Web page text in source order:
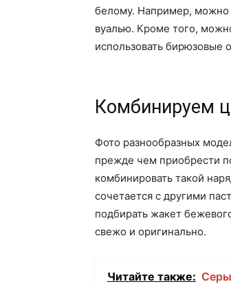
белому. Например, можно
вуалью. Кроме того,
использовать бирюзовые
Комбинируем
Фото разнообразных
прежде чем приобрести
комбинировать такой
сочетается с другими
подбирать жакет
свежо и оригинально.
Читайте также: